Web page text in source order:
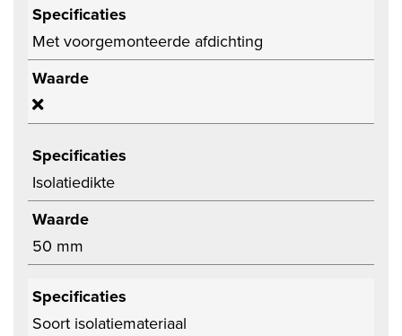
Specificaties
Met voorgemonteerde afdichting
Waarde
Specificaties
Isolatiedikte
Waarde
50 mm
Specificaties
Soort isolatiemateriaal